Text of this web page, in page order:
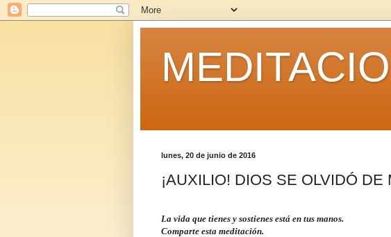
lunes, 20 de junio de 2016
¡AUXILIO! DIOS SE OLVIDÓ DE
La vida que tienes y sostienes está en tus manos.
Comparte esta meditación.